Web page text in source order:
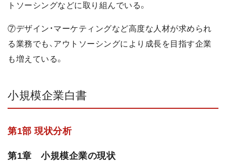
トソーシングなどに取り組んでいる。
⑦デザイン・マーケティングなど高度な人材が求められ
る業務でも、アウトソーシングにより成長を目指す企業
も増えている。
小規模企業白書
第1部 現状分析
第1章 小規模企業の現状